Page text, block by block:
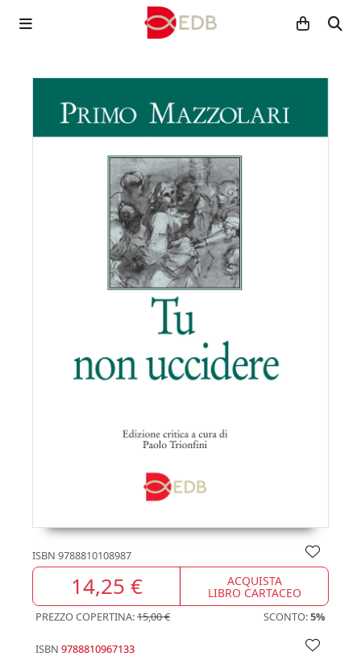
ISBN 9788810108987
14,25 € ACQUISTA
LIBRO CARTACEO
PREZZO COPERTINA:15,00 € SCONTO:5%
ISBN 9788810967133